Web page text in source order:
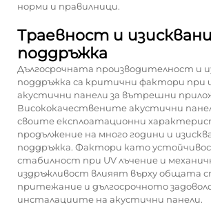
норми и правилници.
Траевност и
поддръжка
Дългосрочната производителност и
поддръжка са критични фактори при
акустични панели за вътрешни
Висококачествените акустични
своите експлоатационни
продължение на много години и
поддръжка. Фактори като
стабилност при UV лъчение и
издръжливост влияят върху общата
притежание и дългосрочното
инсталациите на акустични панели.